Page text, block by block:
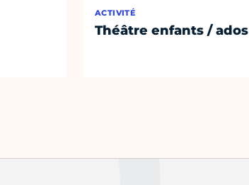
ACTIVITÉ
Théâtre enfants / ados